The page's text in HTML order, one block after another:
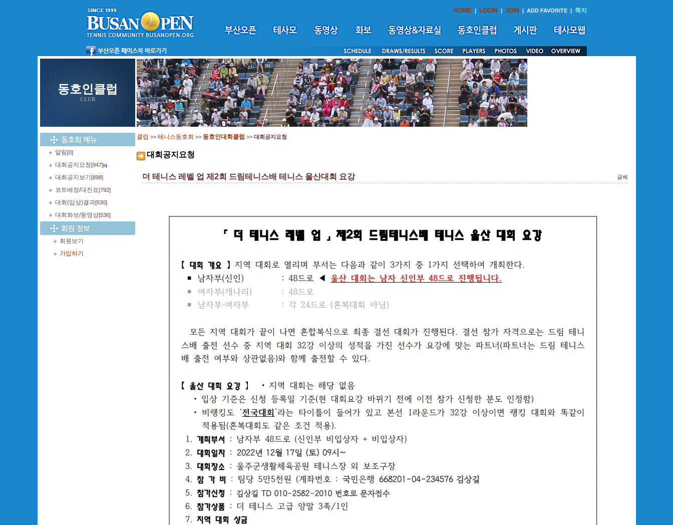
HOME | LOGIN | JOIN | ADD FAVORITE | 쪽지
동호인클럽
CLUB
알림[0]
대회공지요청[947]
대회공지보기 [898]
코트배정/대진표[792]
대회(입상)결과[530]
대회화보/동영상[536]
회원보기
가입하기
클럽 >> 테니스동호회 >> 동호인대회클럽 >> 대회공지요청
대회공지요청
더 테니스 레벨 업 제2회 드림테니스배 테니스 울산대회 요강 글쎄